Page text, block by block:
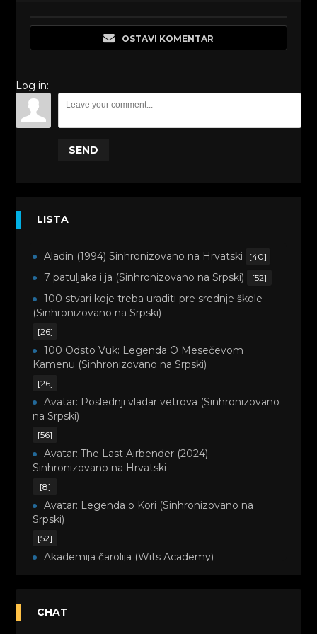
OSTAVI KOMENTAR
Log in:
SEND
LISTA
Aladin (1994) Sinhronizovano na Hrvatski [40]
7 patuljaka i ja (Sinhronizovano na Srpski) [52]
100 stvari koje treba uraditi pre srednje škole
(Sinhronizovano na Srpski)
[26]
100 Odsto Vuk: Legenda O Mesečevom
Kamenu (Sinhronizovano na Srpski)
[26]
Avatar: Poslednji vladar vetrova (Sinhronizovano
na Srpski)
[56]
Avatar: The Last Airbender (2024)
Sinhronizovano na Hrvatski
[8]
Avatar: Legenda o Kori (Sinhronizovano na
Srpski)
[52]
Akademija čarolija (Wits Academy)
Avanture Maje i Marka (Sinhronizovano na
CHAT